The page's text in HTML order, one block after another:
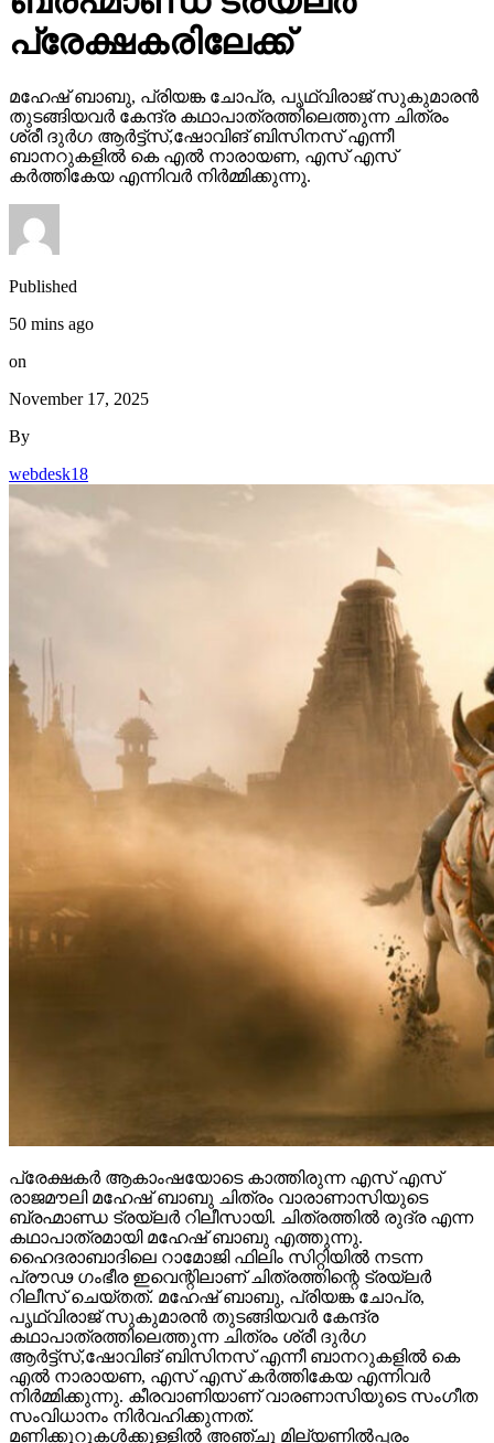
പ്രേക്ഷകരിലേക്ക്
മഹേഷ് ബാബു, പ്രിയങ്ക ചോപ്ര, പൃഥ്വിരാജ് സുകുമാരൻ
തുടങ്ങിയവർ കേന്ദ്ര കഥാപാത്രത്തിലെത്തുന്ന ചിത്രം
ശ്രീ ദുർഗ ആർട്ട്സ്,ഷോവിങ് ബിസിനസ് എന്നീ
ബാനറുകളിൽ കെ എൽ നാരായണ, എസ് എസ്
കർത്തികേയ എന്നിവർ നിർമ്മിക്കുന്നു.
Published
50 mins ago
on
November 17, 2025
By
webdesk18
പ്രേക്ഷകർ ആകാംഷയോടെ കാത്തിരുന്ന എസ് എസ്
രാജമൗലി മഹേഷ് ബാബു ചിത്രം വാരാണാസിയുടെ
ബ്രഹ്മാണ്ഡ ട്രയ്ലർ റിലീസായി. ചിത്രത്തിൽ രുദ്ര എന്ന
കഥാപാത്രമായി മഹേഷ് ബാബു എത്തുന്നു.
ഹൈദരാബാദിലെ റാമോജി ഫിലിം സിറ്റിയിൽ നടന്ന
പ്രൗഢ ഗംഭീര ഇവെന്റിലാണ് ചിത്രത്തിന്റെ ട്രയ്ലർ
റിലീസ് ചെയ്തത്. മഹേഷ് ബാബു, പ്രിയങ്ക ചോപ്ര,
പൃഥ്വിരാജ് സുകുമാരൻ തുടങ്ങിയവർ കേന്ദ്ര
കഥാപാത്രത്തിലെത്തുന്ന ചിത്രം ശ്രീ ദുർഗ
ആർട്ട്സ്,ഷോവിങ് ബിസിനസ് എന്നീ ബാനറുകളിൽ കെ
എൽ നാരായണ, എസ് എസ് കർത്തികേയ എന്നിവർ
നിർമ്മിക്കുന്നു. കീരവാണിയാണ് വാരണാസിയുടെ സംഗീത
സംവിധാനം നിർവഹിക്കുന്നത്.
മണിക്കൂറുകൾക്കുള്ളിൽ അഞ്ചു മില്യണിൽപ്പരം